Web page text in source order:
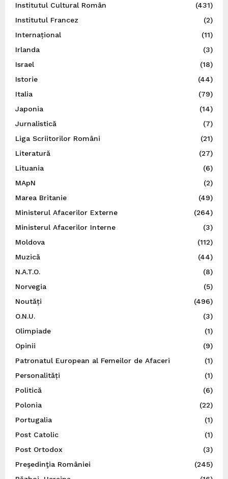
Institutul Cultural Român
(431)
Institutul Francez
(2)
Internațional
(11)
Irlanda
(3)
Israel
(18)
Istorie
(44)
Italia
(79)
Japonia
(14)
Jurnalistică
(7)
Liga Scriitorilor Români
(21)
Literatură
(27)
Lituania
(6)
MApN
(2)
Marea Britanie
(49)
Ministerul Afacerilor Externe
(264)
Ministerul Afacerilor Interne
(3)
Moldova
(112)
Muzică
(44)
N.A.T.O.
(8)
Norvegia
(5)
Noutăți
(496)
O.N.U.
(3)
Olimpiade
(1)
Opinii
(9)
Patronatul European al Femeilor de Afaceri
(1)
Personalități
(1)
Politică
(6)
Polonia
(22)
Portugalia
(1)
Post Catolic
(1)
Post Ortodox
(3)
Preşedinţia României
(245)